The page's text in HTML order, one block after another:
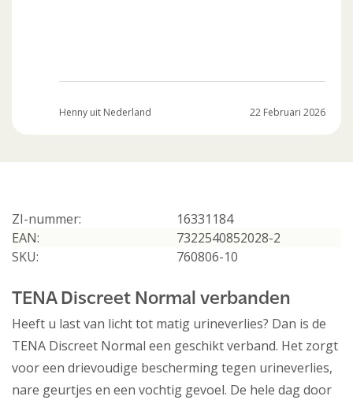
Henny uit Nederland 22 Februari 2026
ZI-nummer:
16331184
EAN:
7322540852028-2
SKU:
760806-10
TENA Discreet Normal verbanden
Heeft u last van licht tot matig urineverlies? Dan is de
TENA Discreet Normal een geschikt verband. Het zorgt
voor een drievoudige bescherming tegen urineverlies,
nare geurtjes en een vochtig gevoel. De hele dag door